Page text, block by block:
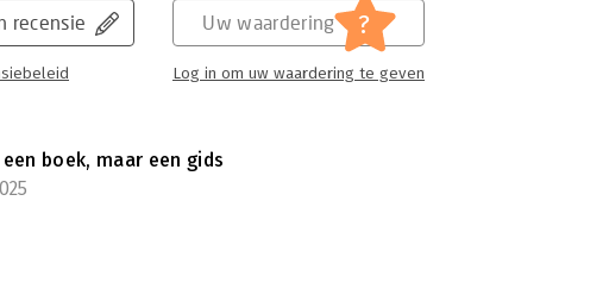
recensie Uw waardering ?
Log in om uw waardering te geven
boek, maar een gids